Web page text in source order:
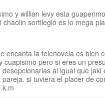
y willian levy esta
chaolin sortilegio es lo mega
encanta la telenovela es bien
cuapisimo pero si eres un
al igual que
si tuviera el placer de